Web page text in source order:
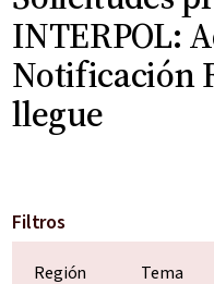
INTERPOL:
Notificación
llegue
Filtros
Región Tema